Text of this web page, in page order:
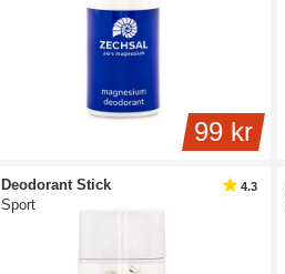
99 kr
Deodorant Stick
Sport
4.3